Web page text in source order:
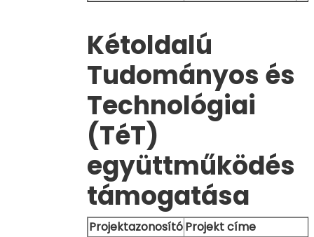
Kétoldalú
Tudományos és
Technológiai
(TéT)
együttműködés
támogatása
ProjektazonosítóProjekt címe